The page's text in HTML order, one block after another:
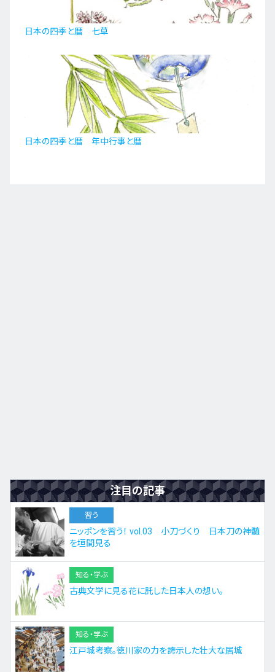
日本の四季と暦 七草
日本の四季と暦 年中行事と暦
注目の記事
習う
ニッポンを習う！ vol.03 小刀づくり 日本刀の神髄
を垣間見る
知る・学ぶ
古典文学に見る花に託した日本人の想い。
知る・学ぶ
江戸城考察。徳川家の力を誇示した壮大な居城